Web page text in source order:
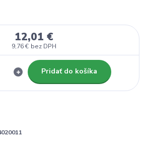
12,01 €
9,76 € bez DPH
Pridať do košíka